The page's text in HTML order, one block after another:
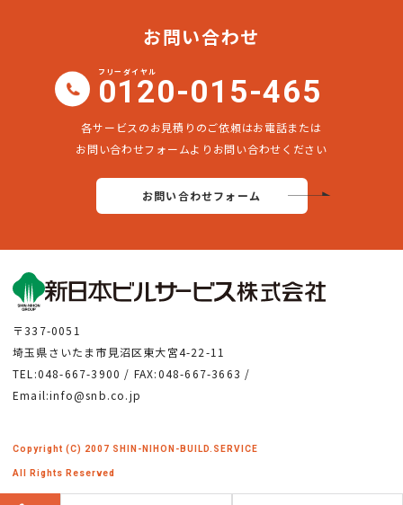
お問い合わせ
フリーダイヤル
0120-015-465
各サービスのお見積りのご依頼はお電話または
お問い合わせフォームよりお問い合わせください
お問い合わせフォーム
〒337-0051
埼玉県さいたま市見沼区東大宮4-22-11
TEL:048-667-3900 / FAX:048-667-3663 /
Email:info@snb.co.jp
Copyright (C) 2007 SHIN-NIHON-BUILD.SERVICE
All Rights Reserved